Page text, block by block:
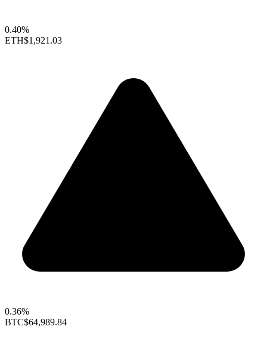
0.40%
ETH$1,921.03
0.36%
BTC$64,989.84